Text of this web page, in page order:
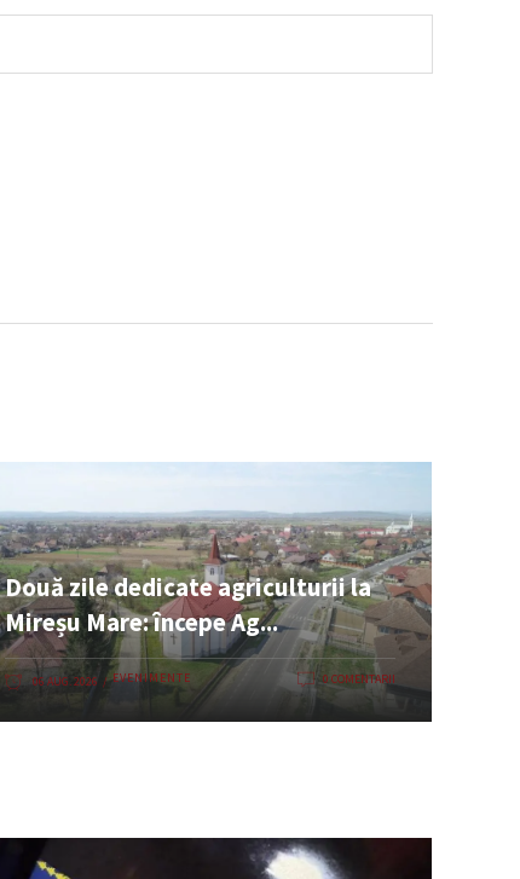
Două zile dedicate agriculturii la
Mireșu Mare: începe Ag...
06 AUG. 2026 EVENIMENTE 0 COMENTARII